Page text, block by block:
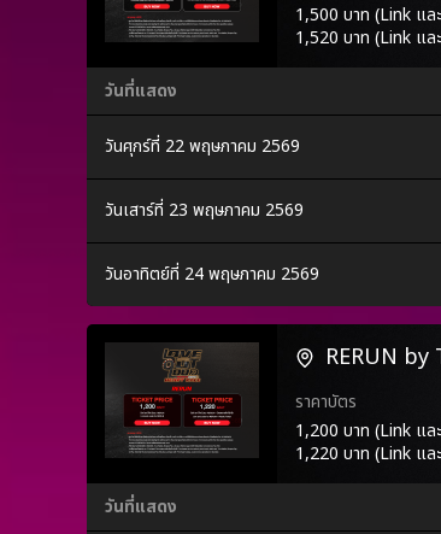
1,500 บาท (Link แล
1,520 บาท (Link แ
วันที่แสดง
วันศุกร์ที่ 22 พฤษภาคม 2569
วันเสาร์ที่ 23 พฤษภาคม 2569
วันอาทิตย์ที่ 24 พฤษภาคม 2569
RERUN
ราคาบัตร
1,200 บาท (Link แล
1,220 บาท (Link แ
วันที่แสดง